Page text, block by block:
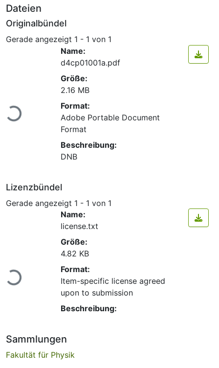
Dateien
Originalbündel
Gerade angezeigt 1 - 1 von 1
Lade...
Name:
d4cp01001a.pdf
Größe:
2.16 MB
Format:
Adobe Portable Document
Format
Beschreibung:
DNB
Lizenzbündel
Gerade angezeigt 1 - 1 von 1
Lade...
Name:
license.txt
Größe:
4.82 KB
Format:
Item-specific license agreed
upon to submission
Beschreibung:
Sammlungen
Fakultät für Physik